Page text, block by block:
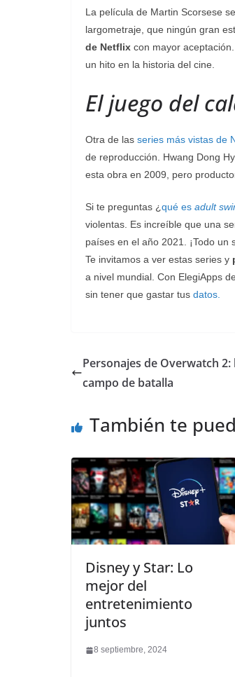
La película de Martin Scorsese
largometraje, que ningún gran
de Netflix con mayor
un hito en la historia del cine.
El juego del
Otra de las series más vistas de
de reproducción. Hwang Dong
esta obra en 2009, pero
Si te preguntas ¿qué es adult
violentas. Es increíble que una
países en el año 2021. ¡Todo un
Te invitamos a ver estas series y
a nivel mundial. Con ElegiApps
sin tener que gastar tus datos.
Personajes de Overwatch 2:
campo de batalla
También te
Disney y Star: Lo
mejor del
entretenimiento
juntos
8 septiembre, 2024